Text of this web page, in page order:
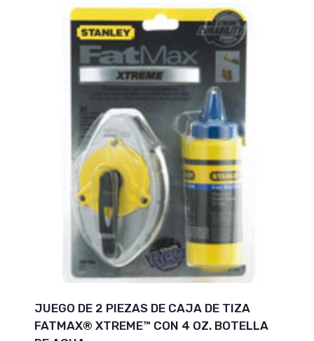
JUEGO DE 2 PIEZAS DE CAJA DE TIZA
FATMAX® XTREME™ CON 4 OZ. BOTELLA